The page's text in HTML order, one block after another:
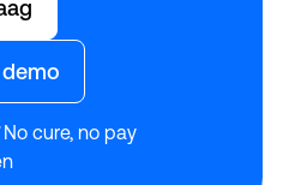
No cure, no pay